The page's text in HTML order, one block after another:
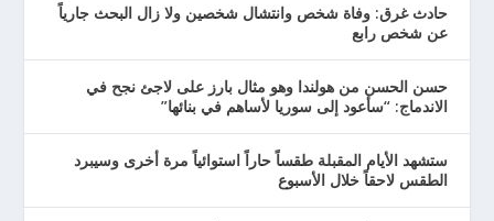
حادث غرق: وفاة شخص وانتشال شخصين ولا زال البحث جارياً
عن شخص رابع
حسن الحسن من هولندا وهو مثال بارز على لاجئ نجح في
الاندماج: “سأعود إلى سوريا لأساهم في بنائها”
ستشهد الأيام المقبلة طقساً حاراً استوائياً مرة أخرى وسيبرد
الطقس لاحقاً خلال الأسبوع